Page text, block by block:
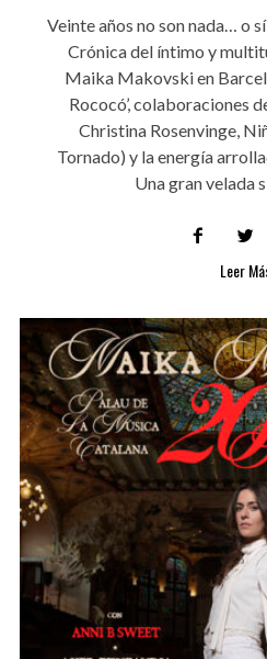
Veinte años no son nada… o
Crónica del íntimo y
Maika Makovski en
Rococó’, colaboraciones
Christina Rosenvinge,
Tornado) y la energía
Una gran velada
Leer